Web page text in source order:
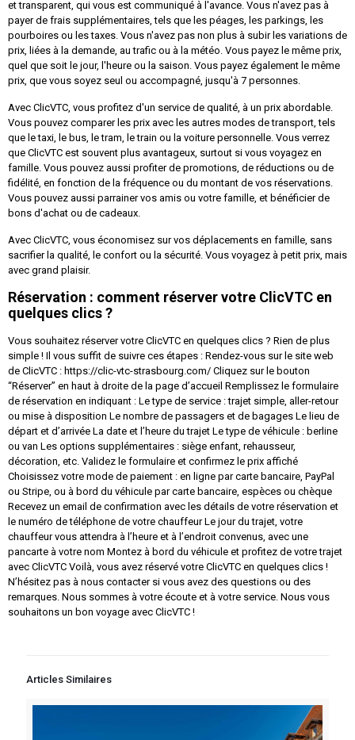
et transparent, qui vous est communiqué à l'avance. Vous n'avez pas à
payer de frais supplémentaires, tels que les péages, les parkings, les
pourboires ou les taxes. Vous n'avez pas non plus à subir les variations de
prix, liées à la demande, au trafic ou à la météo. Vous payez le même prix,
quel que soit le jour, l'heure ou la saison. Vous payez également le même
prix, que vous soyez seul ou accompagné, jusqu'à 7 personnes.
Avec ClicVTC, vous profitez d'un service de qualité, à un prix abordable.
Vous pouvez comparer les prix avec les autres modes de transport, tels
que le taxi, le bus, le tram, le train ou la voiture personnelle. Vous verrez
que ClicVTC est souvent plus avantageux, surtout si vous voyagez en
famille. Vous pouvez aussi profiter de promotions, de réductions ou de
fidélité, en fonction de la fréquence ou du montant de vos réservations.
Vous pouvez aussi parrainer vos amis ou votre famille, et bénéficier de
bons d'achat ou de cadeaux.
Avec ClicVTC, vous économisez sur vos déplacements en famille, sans
sacrifier la qualité, le confort ou la sécurité. Vous voyagez à petit prix, mais
avec grand plaisir.
Réservation : comment réserver votre ClicVTC en
quelques clics ?
Vous souhaitez réserver votre ClicVTC en quelques clics ? Rien de plus
simple ! Il vous suffit de suivre ces étapes : Rendez-vous sur le site web
de ClicVTC : https://clic-vtc-strasbourg.com/ Cliquez sur le bouton
“Réserver” en haut à droite de la page d’accueil Remplissez le formulaire
de réservation en indiquant : Le type de service : trajet simple, aller-retour
ou mise à disposition Le nombre de passagers et de bagages Le lieu de
départ et d’arrivée La date et l’heure du trajet Le type de véhicule : berline
ou van Les options supplémentaires : siège enfant, rehausseur,
décoration, etc. Validez le formulaire et confirmez le prix affiché
Choisissez votre mode de paiement : en ligne par carte bancaire, PayPal
ou Stripe, ou à bord du véhicule par carte bancaire, espèces ou chèque
Recevez un email de confirmation avec les détails de votre réservation et
le numéro de téléphone de votre chauffeur Le jour du trajet, votre
chauffeur vous attendra à l’heure et à l’endroit convenus, avec une
pancarte à votre nom Montez à bord du véhicule et profitez de votre trajet
avec ClicVTC Voilà, vous avez réservé votre ClicVTC en quelques clics !
N’hésitez pas à nous contacter si vous avez des questions ou des
remarques. Nous sommes à votre écoute et à votre service. Nous vous
souhaitons un bon voyage avec ClicVTC !
Articles Similaires